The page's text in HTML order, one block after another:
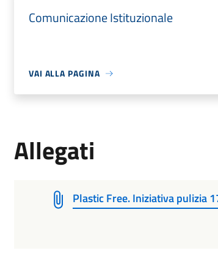
Comunicazione Istituzionale
VAI ALLA PAGINA
Allegati
Plastic Free. Iniziativa pulizia